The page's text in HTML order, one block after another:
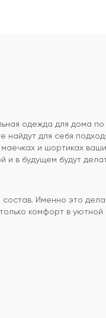
одежда для дома
для себя
и шортиках ваши
и в будущем будут
Именно это
комфорт в